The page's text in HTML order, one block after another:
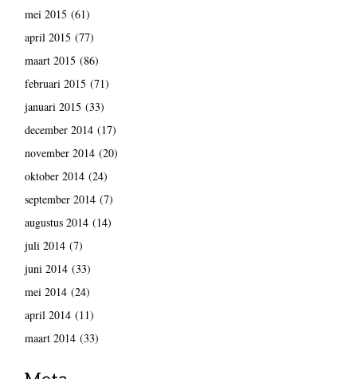
mei 2015 (61)
april 2015 (77)
maart 2015 (86)
februari 2015 (71)
januari 2015 (33)
december 2014(17)
november 2014(20)
oktober 2014(24)
september 2014(7)
augustus 2014(14)
juli 2014(7)
juni 2014(33)
mei 2014(24)
april 2014(11)
maart 2014(33)